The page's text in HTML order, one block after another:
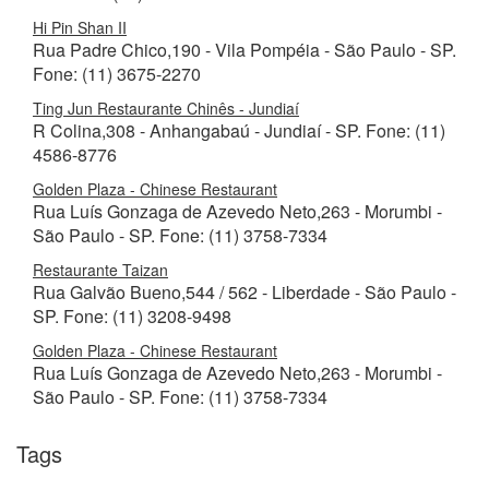
Hi Pin Shan II
Rua Padre Chico,190 - Vila Pompéia - São Paulo - SP.
Fone: (11) 3675-2270
Ting Jun Restaurante Chinês - Jundiaí
R Colina,308 - Anhangabaú - Jundiaí - SP. Fone: (11)
4586-8776
Golden Plaza - Chinese Restaurant
Rua Luís Gonzaga de Azevedo Neto,263 - Morumbi -
São Paulo - SP. Fone: (11) 3758-7334
Restaurante Taizan
Rua Galvão Bueno,544 / 562 - Liberdade - São Paulo -
SP. Fone: (11) 3208-9498
Golden Plaza - Chinese Restaurant
Rua Luís Gonzaga de Azevedo Neto,263 - Morumbi -
São Paulo - SP. Fone: (11) 3758-7334
Tags